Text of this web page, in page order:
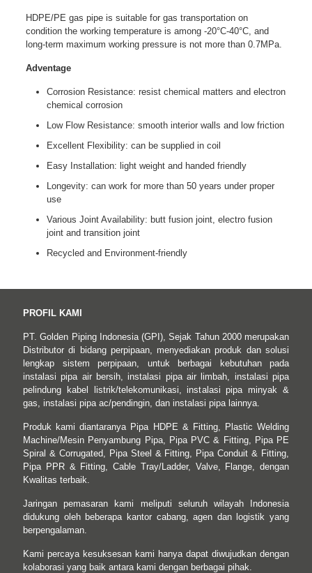
HDPE/PE gas pipe is suitable for gas transportation on
condition the working temperature is among -20°C-40°C, and
long-term maximum working pressure is not more than 0.7MPa.
Adventage
Corrosion Resistance: resist chemical matters and electron
chemical corrosion
Low Flow Resistance: smooth interior walls and low friction
Excellent Flexibility: can be supplied in coil
Easy Installation: light weight and handed friendly
Longevity: can work for more than 50 years under proper
use
Various Joint Availability: butt fusion joint, electro fusion
joint and transition joint
Recycled and Environment-friendly
PROFIL KAMI
PT. Golden Piping Indonesia (GPI), Sejak Tahun 2000 merupakan
Distributor di bidang perpipaan, menyediakan produk dan solusi
lengkap sistem perpipaan, untuk berbagai kebutuhan pada
instalasi pipa air bersih, instalasi pipa air limbah, instalasi pipa
pelindung kabel listrik/telekomunikasi, instalasi pipa minyak &
gas, instalasi pipa ac/pendingin, dan instalasi pipa lainnya.
Produk kami diantaranya Pipa HDPE & Fitting, Plastic Welding
Machine/Mesin Penyambung Pipa, Pipa PVC & Fitting, Pipa PE
Spiral & Corrugated, Pipa Steel & Fitting, Pipa Conduit & Fitting,
Pipa PPR & Fitting, Cable Tray/Ladder, Valve, Flange, dengan
Kwalitas terbaik.
Jaringan pemasaran kami meliputi seluruh wilayah Indonesia
didukung oleh beberapa kantor cabang, agen dan logistik yang
berpengalaman.
Kami percaya kesuksesan kami hanya dapat diwujudkan dengan
kolaborasi yang baik antara kami dengan berbagai pihak.